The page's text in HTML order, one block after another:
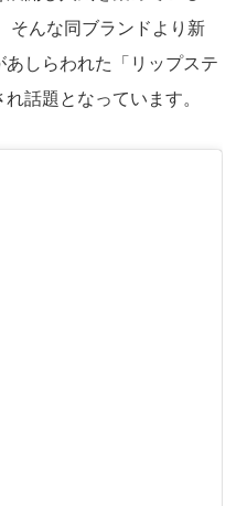
そんな同ブランドより新
しらわれた「リップステ
話題となっています。